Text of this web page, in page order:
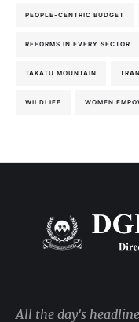
PEOPLE-CENTRIC BUDGET
REFORMS IN EVERY SECTOR
TAKATU MOUNTAIN
WILDLIFE WOMEN
All the day's